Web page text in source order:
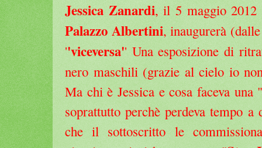
Jessica Zanardi, il 5 maggio
Palazzo Albertini, inaugurerà
''viceversa'' Una esposizione di
nero maschili (grazie al cielo io
Ma chi è Jessica e cosa faceva
soprattutto perchè perdeva tempo a
che il sottoscritto le